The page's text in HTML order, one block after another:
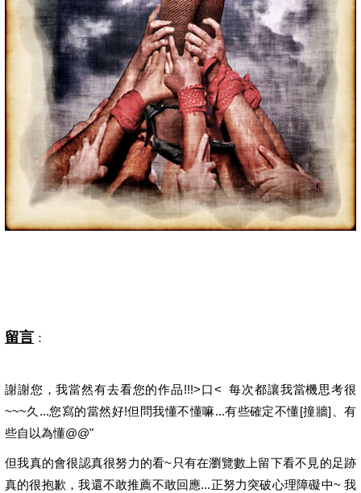
留言 ：
謝謝您，我當然有去看您的作品!!!>口< 每次都讓我當機思考很
~~~久...您寫的當然好!但問我懂不懂嘛...有些確定不懂[撞牆]、有
些自以為懂@@"
但我真的會很認真很努力的看~只有在瀏覽數上留下看不見的足跡
真的很抱歉，我還不敢推薦不敢回應...正努力突破心理障礙中~ 我